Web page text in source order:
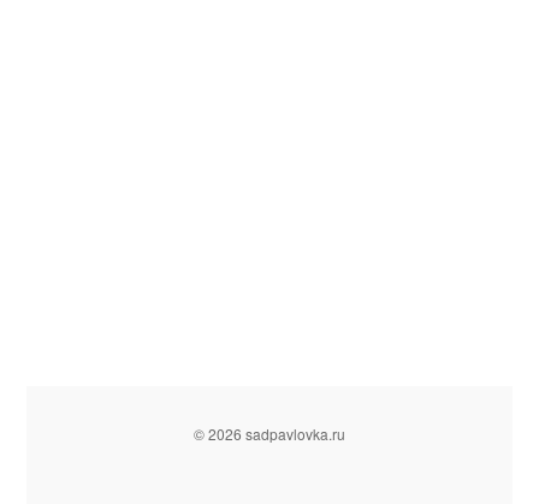
© 2026 sadpavlovka.ru